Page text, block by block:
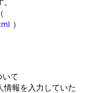
）
いて
報を入力していた